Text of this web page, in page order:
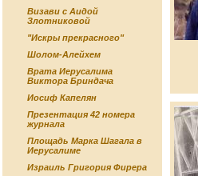
Визави с Аидой
Злотниковой
"Искры прекрасного"
Шолом-Алейхем
Врата Иерусалима
Виктора Бриндача
Иосиф Капелян
Презентация 42 номера
журнала
Площадь Марка Шагала в
Иерусалиме
Израиль Григория Фирера